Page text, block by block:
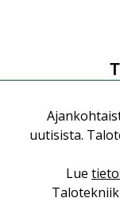
uutisista.
Lue